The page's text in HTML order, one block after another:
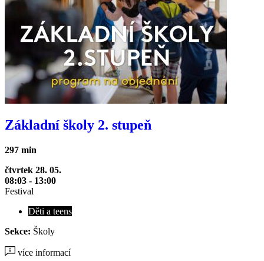
Základní školy 2. stupeň
297 min
čtvrtek 28. 05.
08:03 - 13:00
Festival
Děti a teens
Sekce: Školy
více informací